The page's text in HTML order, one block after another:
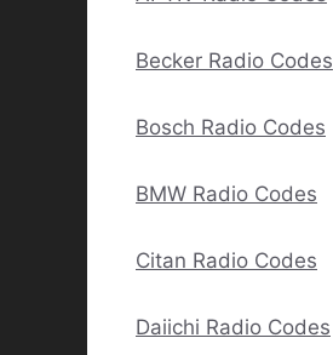
Becker Radio Codes
Bosch Radio Codes
BMW Radio Codes
Citan Radio Codes
Daiichi Radio Codes